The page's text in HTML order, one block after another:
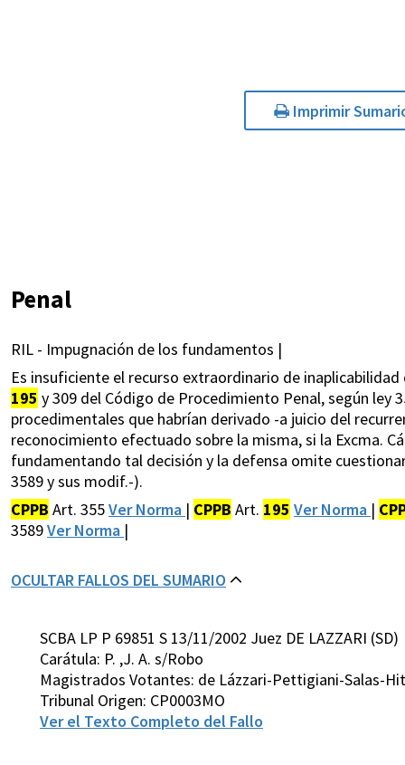
Imprimir
Penal
RIL - Impugnación de los fundamentos |
Es insuficiente el recurso extraordinario de
195 y 309 del Código de Procedimiento Penal, según ley
procedimentales que habrían derivado -a juicio del
reconocimiento efectuado sobre la misma, si la Excma.
fundamentando tal decisión y la defensa omite
3589 y sus modif.-).
CPPB Art. 355Ver Norma | CPPB Art. 195 Ver Norma |
3589Ver Norma |
OCULTAR FALLOS DEL SUMARIO
SCBA LP P 69851 S 13/11/2002 Juez DE LAZZARI (SD)
Carátula: P. ,J. A. s/Robo
Magistrados Votantes: de Lázzari-Pettigiani-Salas-
Tribunal Origen: CP0003MO
Ver el Texto Completo del Fallo